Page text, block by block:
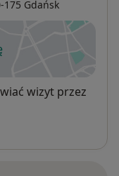
175 Gdańsk
w nowej karcie
wizyt przez